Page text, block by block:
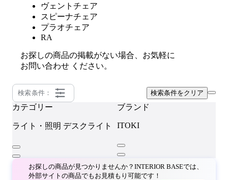
ヴェントチェア
スピーナチェア
プラオチェア
RA
お探しの商品の掲載がない場合、お気軽に
お問い合わせ ください。
検索条件： 検索条件をクリア
カテゴリー
ライト・照明 デスクライト
ブランド
ITOKI
お探しの商品が見つかりませんか？INTERIOR BASEでは、
外部サイトの商品でもお見積もり可能です！